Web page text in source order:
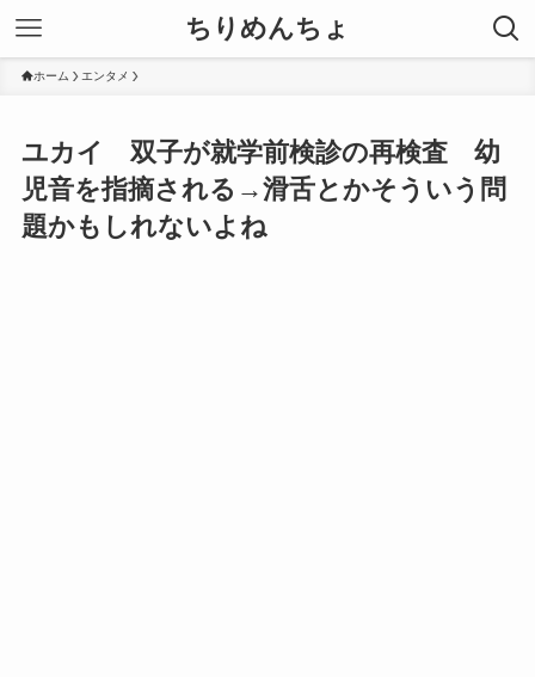
ちりめんちょ
ホーム エンタメ
ユカイ 双子が就学前検診の再検査 幼
児音を指摘される→滑舌とかそういう問
題かもしれないよね